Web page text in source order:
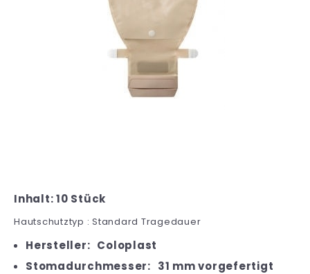
Inhalt: 10 Stück
Hautschutztyp : Standard Tragedauer
Hersteller: Coloplast
Stomadurchmesser: 31 mm vorgefertigt